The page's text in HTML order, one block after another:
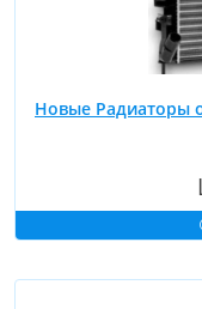
Новые Радиаторы